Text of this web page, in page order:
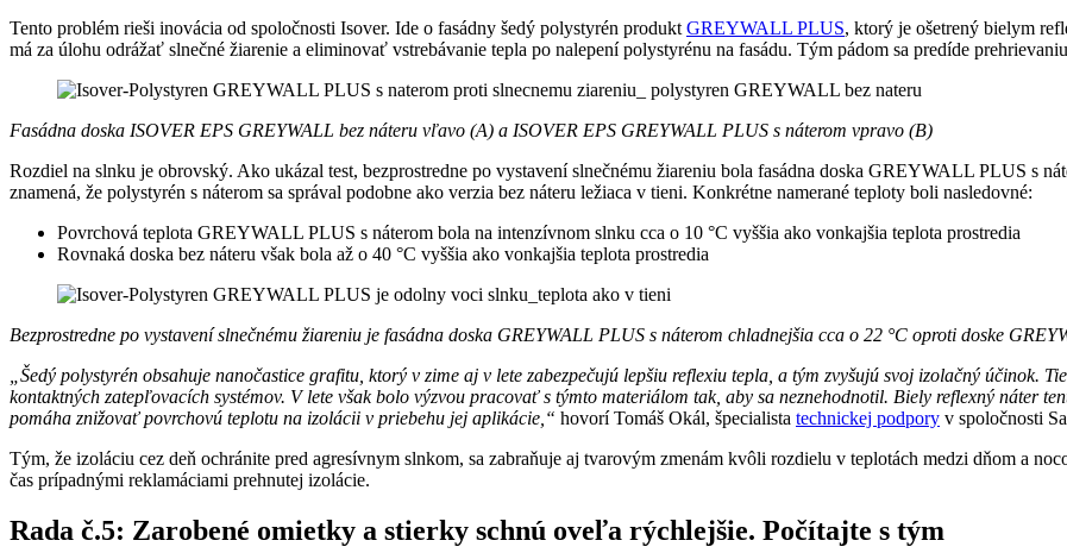
Tento problém rieši inovácia od spoločnosti Isover. Ide o fasádny šedý polystyrén produkt GREYWALL PLUS, ktorý je ošetrený bielym
má za úlohu odrážať slnečné žiarenie a eliminovať vstrebávanie tepla po nalepení polystyrénu na fasádu. Tým pádom sa predíde
Fasádna doska ISOVER EPS GREYWALL bez náteru vľavo (A) a ISOVER EPS GREYWALL PLUS s náterom vpravo (B)
Rozdiel na slnku je obrovský. Ako ukázal test, bezprostredne po vystavení slnečnému žiareniu bola fasádna doska GREYWALL PLUS s
znamená, že polystyrén s náterom sa správal podobne ako verzia bez náteru ležiaca v tieni. Konkrétne namerané teploty boli nasledovné:
Povrchová teplota GREYWALL PLUS s náterom bola na intenzívnom slnku cca o 10 °C vyššia ako vonkajšia teplota prostredia
Rovnaká doska bez náteru však bola až o 40 °C vyššia ako vonkajšia teplota prostredia
Bezprostredne po vystavení slnečnému žiareniu je fasádna doska GREYWALL PLUS s náterom chladnejšia cca o 22 °C oproti doske
„Šedý polystyrén obsahuje nanočastice grafitu, ktorý v zime aj v lete zabezpečujú lepšiu reflexiu tepla, a tým zvyšujú svoj izolačný účinok.
kontaktných zatepľovacích systémov. V lete však bolo výzvou pracovať s týmto materiálom tak, aby sa neznehodnotil. Biely reflexný náter
pomáha znižovať povrchovú teplotu na izolácii v priebehu jej aplikácie,“ hovorí Tomáš Okál, špecialista technickej podpory v spoločnosti
Tým, že izoláciu cez deň ochránite pred agresívnym slnkom, sa zabraňuje aj tvarovým zmenám kvôli rozdielu v teplotách medzi dňom a
čas prípadnými reklamáciami prehnutej izolácie.
Rada č.5: Zarobené omietky a stierky schnú oveľa rýchlejšie. Počítajte s tým